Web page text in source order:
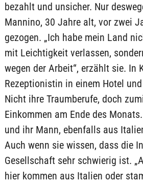
bezahlt und unsicher. Nur
Mannino, 30 Jahre alt, vor zwei
gezogen. „Ich habe mein Land
mit Leichtigkeit verlassen,
wegen der Arbeit“, erzählt sie. In
Rezeptionistin in einem Hotel
Nicht ihre Traumberufe, doch
Einkommen am Ende des
und ihr Mann, ebenfalls aus
Auch wenn sie wissen, dass die
Gesellschaft sehr schwierig ist.
hier kommen aus Italien oder